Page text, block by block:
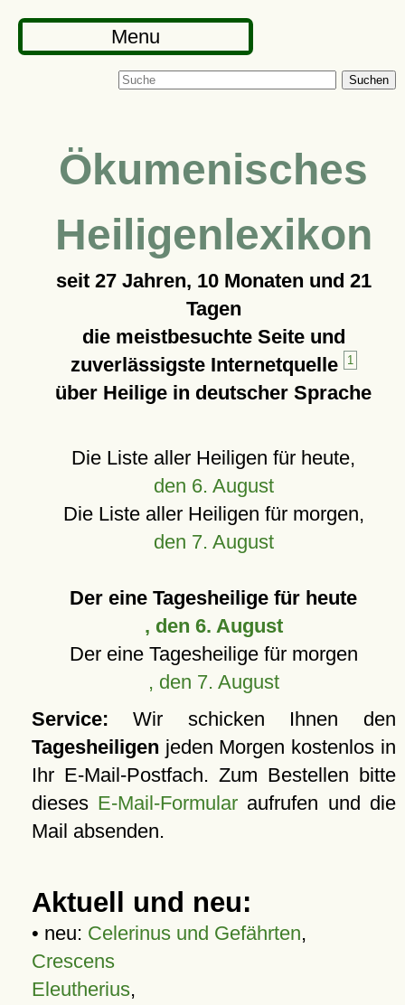
Menu
Suchen
Ökumenisches
Heiligenlexikon
seit 27 Jahren, 10 Monaten und 21
Tagen
die meistbesuchte Seite und
zuverlässigste Internetquelle
1
über Heilige in deutscher Sprache
Die Liste aller Heiligen für heute,
den 6. August
Die Liste aller Heiligen für morgen,
den 7. August
Der eine Tagesheilige für heute
, den 6. August
Der eine Tagesheilige für morgen
, den 7. August
Service: Wir schicken Ihnen den
Tagesheiligen jeden Morgen kostenlos in
Ihr E-Mail-Postfach. Zum Bestellen bitte
dieses E-Mail-Formular aufrufen und die
Mail absenden.
Aktuell und neu:
• neu: Celerinus und Gefährten,
Crescens
Eleutherius,